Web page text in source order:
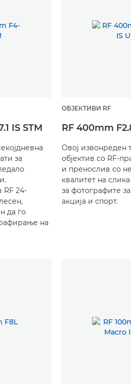
IS STM
за
RF 24-
да го
на
ОБЈЕКТИВИ RF
RF 400mm
Овој извонреден
објектив со RF-
и пренослив со
квалитет на
за фотографите
акција и спорт.